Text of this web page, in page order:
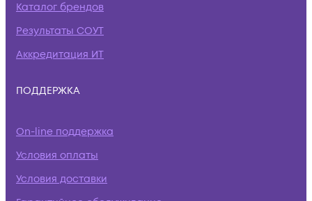
Каталог брендов
Результаты СОУТ
Аккредитация ИТ
ПОДДЕРЖКА
On-line поддержка
Условия оплаты
Условия доставки